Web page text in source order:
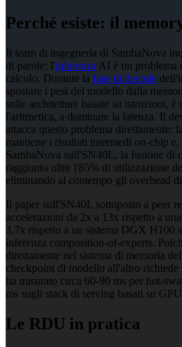
Perché esiste: il
Il team di ingegneria di SambaNova
di parole: l'inferenza AI è un problema
calcolo. Durante la fase di decode
spostare i pesi del modello dalla
sulle architetture basate su istruzioni,
l'aritmetica, a dominare la latenza. Il
attacca questo problema direttamente:
mantiene i risultati intermedi on-chip
SambaNova sull'SN40L, la fusione di
raggiunto oltre l'85% di utilizzazione
eliminando al contempo gli overhead
Il paper sull'SN40L sottoposto a peer
accelerazioni da 2x a 13x rispetto a
3,7x rispetto a un sistema DGX H100
inferenza composition-of-experts.
direttamente nel sistema di memoria
checkpoint di modello all'altro
ha misurato circa 60-90 ms per hot-
ms sugli stack di serving basati su
Le RDU in pratica